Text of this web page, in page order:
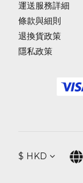
運送服務詳細
條款與細則
退換貨政策
隱私政策
$ HKD